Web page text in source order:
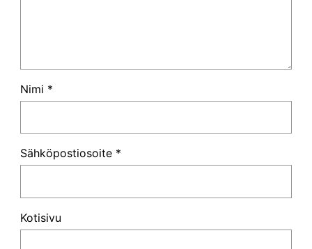
Nimi *
Sähköpostiosoite *
Kotisivu